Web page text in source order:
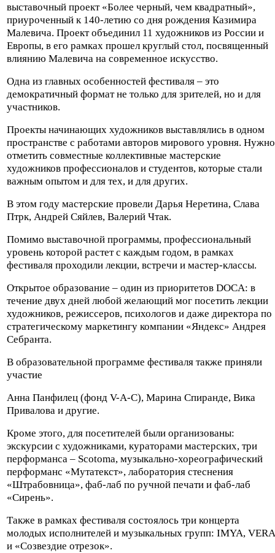
выставочный проект «Более черный, чем квадратный»,
приуроченный к 140-летию со дня рождения Казимира
Малевича. Проект объединил 11 художников из России и
Европы, в его рамках прошел круглый стол, посвященный
влиянию Малевича на современное искусство.
Одна из главных особенностей фестиваля – это
демократичный формат не только для зрителей, но и для
участников.
Проекты начинающих художников выставлялись в одном
пространстве с работами авторов мирового уровня. Нужно
отметить совместные коллективные мастерские
художников профессионалов и студентов, которые стали
важным опытом и для тех, и для других.
В этом году мастерские провели Дарья Неретина, Слава
Птрк, Андрей Сяйлев, Валерий Чтак.
Помимо выставочной программы, профессиональный
уровень которой растет с каждым годом, в рамках
фестиваля проходили лекции, встречи и мастер-классы.
Открытое образование – один из приоритетов DOCA: в
течение двух дней любой желающий мог посетить лекции
художников, режиссеров, психологов и даже директора по
стратегическому маркетингу компании «Яндекс» Андрея
Себранта.
В образовательной программе фестиваля также приняли
участие
Анна Панфилец (фонд V-A-C), Марина Спиранде, Вика
Привалова и другие.
Кроме этого, для посетителей были организованы:
экскурсии с художниками, кураторами мастерских, три
перформанса – Scotoma, музыкально-хореографический
перформанс «Мутатекст», лаборатория стеснения
«Штрабовница», фаб-лаб по ручной печати и фаб-лаб
«Сирень».
Также в рамках фестиваля состоялось три концерта
молодых исполнителей и музыкальных групп: IMYA, VERA
и «Созвездие отрезок».